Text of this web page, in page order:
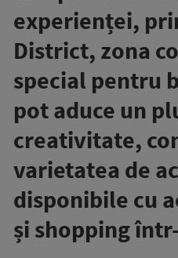
experienței,
District, zona
special pentru
pot aduce un
creativitate,
varietatea de
disponibile cu
și shopping